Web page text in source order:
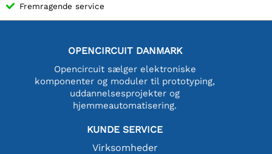
Fremragende service
OPENCIRCUIT DANMARK
Opencircuit sælger elektroniske
komponenter og moduler til prototyping,
uddannelsesprojekter og
hjemmeautomatisering.
KUNDE SERVICE
Virksomheder